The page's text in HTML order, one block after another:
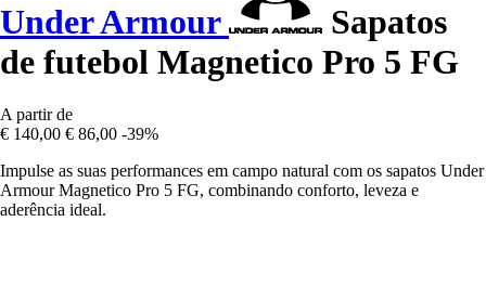
Under Armour
Sapatos
de futebol Magnetico Pro 5 FG
A partir de
€ 140,00 € 86,00 -39%
Impulse as suas performances em campo natural com os sapatos Under
Armour Magnetico Pro 5 FG, combinando conforto, leveza e
aderência ideal.